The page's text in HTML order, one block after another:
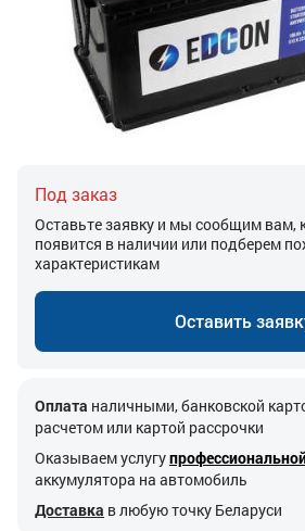
Под заказ
Оставьте заявку и мы сообщим вам,
появится в наличии или подберем
характеристикам
Оставить
Оплата наличными, банковской
расчетом или картой рассрочки
Оказываем услугу
аккумулятора на автомобиль
Доставка в любую точку Беларуси